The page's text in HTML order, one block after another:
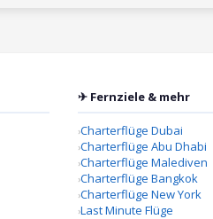
✈ Fernziele & mehr
Charterflüge Dubai
Charterflüge Abu Dhabi
Charterflüge Malediven
Charterflüge Bangkok
Charterflüge New York
Last Minute Flüge